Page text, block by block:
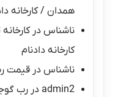
همدان / کارخانه
ناشناس در
کارخانه دادنام
ناشناس درقیمت رب
admin2 دررب